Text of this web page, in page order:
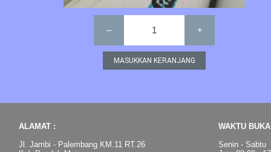
– 1 +
ALAMAT :
Jl. Jambi - Palembang KM.11 RT.26
WAKTU
Senin - Sabtu